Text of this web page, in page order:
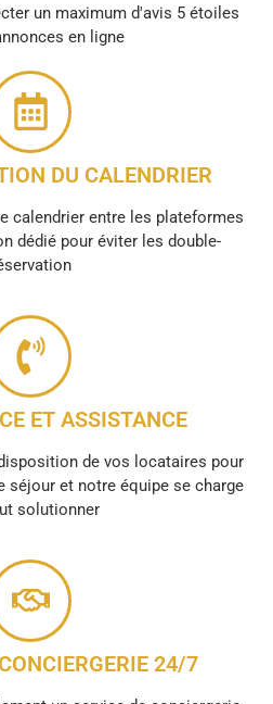
un maximum d'avis 5 étoiles
en ligne
DU CALENDRIER
calendrier entre les plateformes
dédié pour éviter les double-
ET ASSISTANCE
de vos locataires pour
séjour et notre équipe se charge
solutionner
24/7